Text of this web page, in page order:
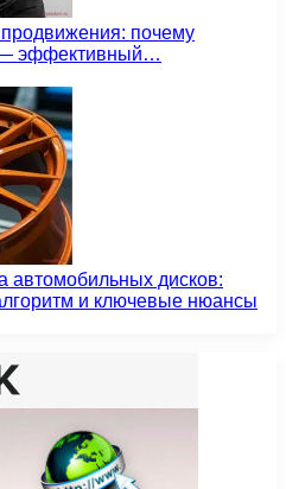
почему
— эффективный…
автомобильных дисков:
и ключевые нюансы